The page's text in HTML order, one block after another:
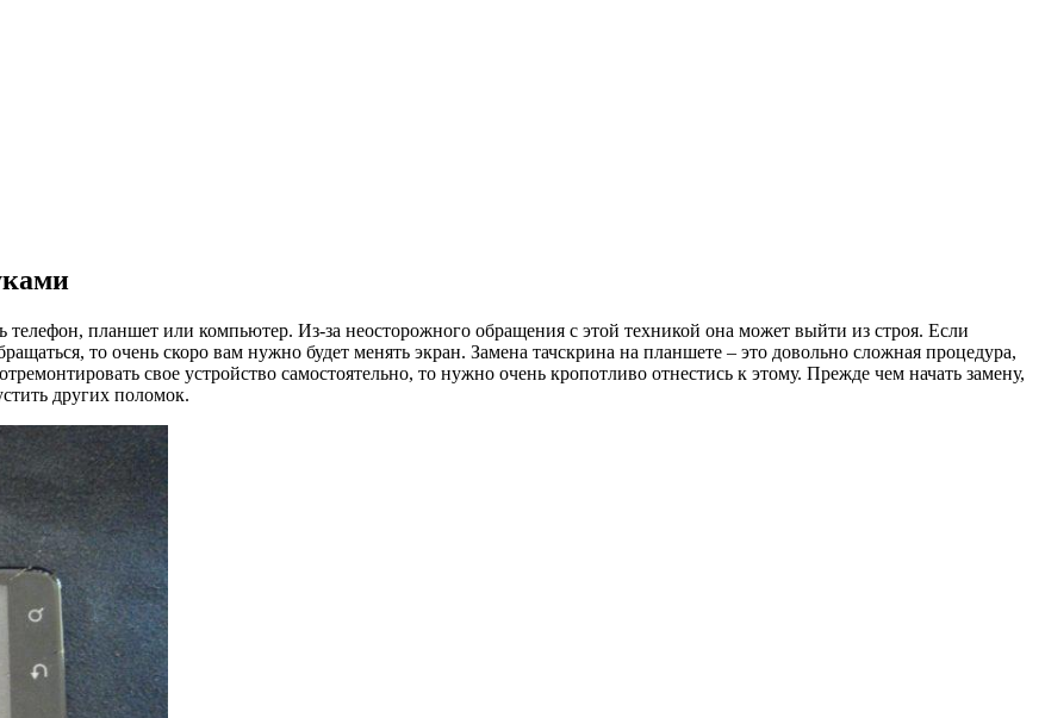
телефон, планшет или компьютер. Из-за неосторожного обращения с этой техникой она может выйти из строя. Если
то очень скоро вам нужно будет менять экран. Замена тачскрина на планшете – это довольно сложная процедура,
свое устройство самостоятельно, то нужно очень кропотливо отнестись к этому. Прежде чем начать замену,
других поломок.